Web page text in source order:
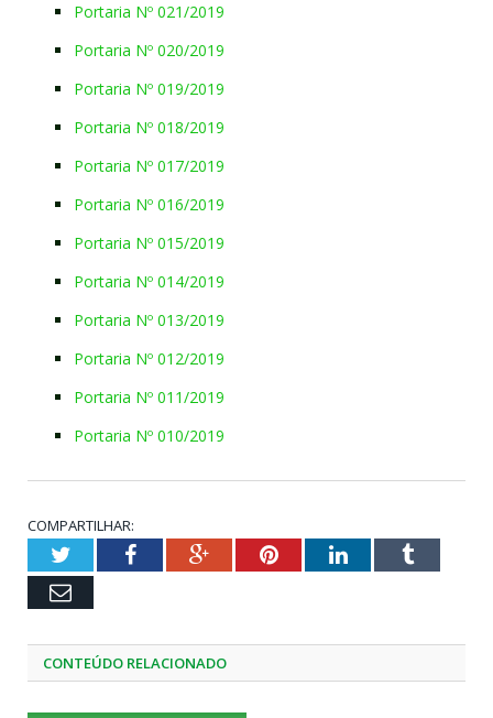
Portaria Nº 021/2019
Portaria Nº 020/2019
Portaria Nº 019/2019
Portaria Nº 018/2019
Portaria Nº 017/2019
Portaria Nº 016/2019
Portaria Nº 015/2019
Portaria Nº 014/2019
Portaria Nº 013/2019
Portaria Nº 012/2019
Portaria Nº 011/2019
Portaria Nº 010/2019
COMPARTILHAR:
TwitterFacebookGoogle+PinterestLinkedInTumblr
Email
CONTEÚDO RELACIONADO